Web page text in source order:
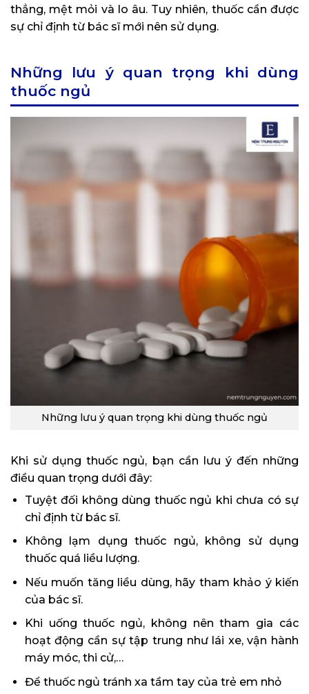
thẳng, mệt mỏi và lo âu. Tuy nhiên, thuốc cần được
sự chỉ định từ bác sĩ mới nên sử dụng.
Những lưu ý quan trọng khi dùng
thuốc ngủ
Những lưu ý quan trọng khi dùng thuốc ngủ
Khi sử dụng thuốc ngủ, bạn cần lưu ý đến những
điều quan trọng dưới đây:
Tuyệt đối không dùng thuốc ngủ khi chưa có sự
chỉ định từ bác sĩ.
Không lạm dụng thuốc ngủ, không sử dụng
thuốc quá liều lượng.
Nếu muốn tăng liều dùng, hãy tham khảo ý kiến
của bác sĩ.
Khi uống thuốc ngủ, không nên tham gia các
hoạt động cần sự tập trung như lái xe, vận hành
máy móc, thi cử,…
Để thuốc ngủ tránh xa tầm tay của trẻ em nhỏ